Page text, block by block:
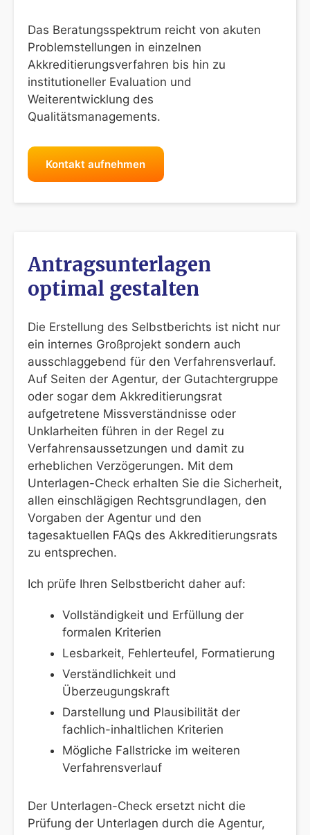
Das Beratungsspektrum reicht von akuten
Problemstellungen in einzelnen
Akkreditierungsverfahren bis hin zu
institutioneller Evaluation und
Weiterentwicklung des
Qualitätsmanagements.
Kontakt aufnehmen
Antragsunterlagen
optimal gestalten
Die Erstellung des Selbstberichts ist nicht nur
ein internes Großprojekt sondern auch
ausschlaggebend für den Verfahrensverlauf.
Auf Seiten der Agentur, der Gutachtergruppe
oder sogar dem Akkreditierungsrat
aufgetretene Missverständnisse oder
Unklarheiten führen in der Regel zu
Verfahrensaussetzungen und damit zu
erheblichen Verzögerungen. Mit dem
Unterlagen-Check erhalten Sie die Sicherheit,
allen einschlägigen Rechtsgrundlagen, den
Vorgaben der Agentur und den
tagesaktuellen FAQs des Akkreditierungsrats
zu entsprechen.
Ich prüfe Ihren Selbstbericht daher auf:
Vollständigkeit und Erfüllung der
formalen Kriterien
Lesbarkeit, Fehlerteufel, Formatierung
Verständlichkeit und
Überzeugungskraft
Darstellung und Plausibilität der
fachlich-inhaltlichen Kriterien
Mögliche Fallstricke im weiteren
Verfahrensverlauf
Der Unterlagen-Check ersetzt nicht die
Prüfung der Unterlagen durch die Agentur,